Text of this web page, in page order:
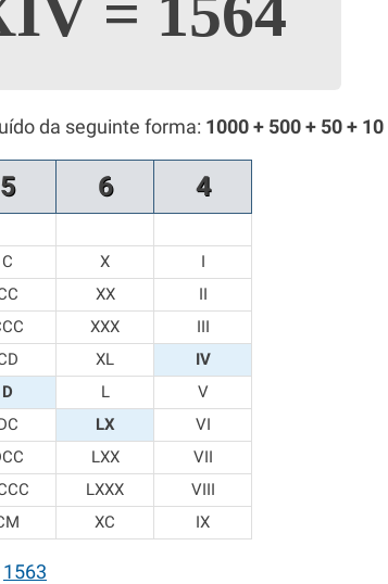
da seguinte forma: 1000 + 500 + 50 + 10
5 6 4
C X
I
XX
II
XXX
III
XL
IV
D L
V
LX
VI
LXX
VII
LXXX
VIII
XC IX
1563